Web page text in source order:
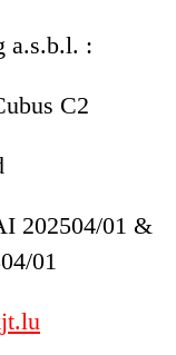
a.s.b.l. :
C2
202504/01 &
01